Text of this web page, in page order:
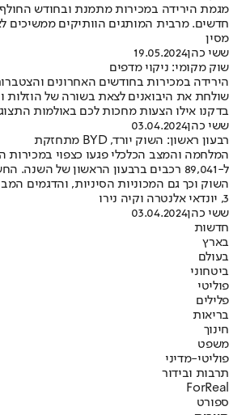
חדשים. מרבית המותגים הוותיקים ממשיכים
מסין
ששי כהן19.05.2024
שוק מקומי: ניקוי מדפים
הירידה במכירות בחודשים האחרונים
שולחת את היבואנים לצאת בשורה של הוזלות
בדקנו אילו הצעות מחכות לכם באולמות
ששי כהן03.04.2024
רבעון ראשון: השוק יורד, BYD מתחזקת
המלחמה והמצב הכלכלי פגעו כצפוי
ל-89,041 רכבים ברבעון הראשון של
3, יונדאי אלנטרה וקיה נירו
ששי כהן03.04.2024
חדשות
בארץ
בעולם
ביטחוני
פוליטי
פלילים
בריאות
חינוך
משפט
פוליטי-מדיני
תרבות ובידור
ForReal
ספורט